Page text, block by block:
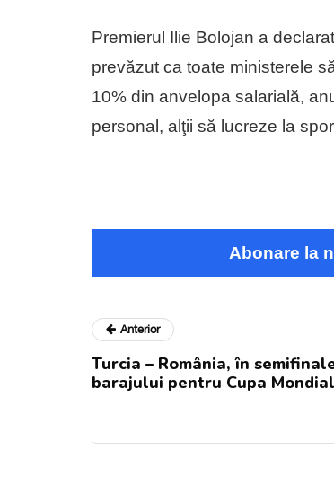
Premierul Ilie Bolojan a
prevăzut ca toate ministerele
10% din anvelopa salarială,
personal, alţii să lucreze la
Abonare la
Anterior
Turcia – România, în
barajului pentru Cupa